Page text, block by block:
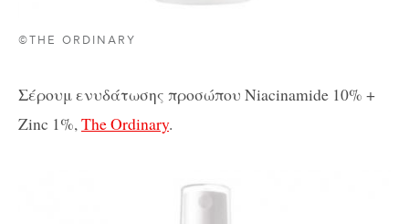
©THE ORDINARY
Σέρουμ ενυδάτωσης προσώπου Niacinamide 10% +
Zinc 1%, The Ordinary.